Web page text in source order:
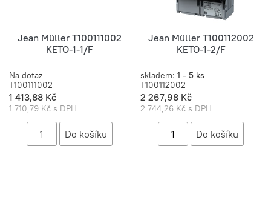
Jean Müller T100111002
KETO-1-1/F
Na dotaz
T100111002
1 413,88 Kč
1 710,79 Kč s DPH
Jean Müller T100112002
KETO-1-2/F
skladem: 1 - 5 ks
T100112002
2 267,98 Kč
2 744,26 Kč s DPH